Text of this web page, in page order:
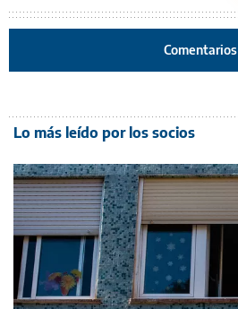
Comentarios
Lo más leído por los socios